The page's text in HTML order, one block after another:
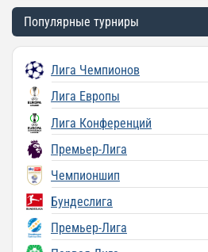
Популярные турниры
Лига Чемпионов
Лига Европы
Лига Конференций
Премьер-Лига
Чемпионшип
Бундеслига
Премьер-Лига